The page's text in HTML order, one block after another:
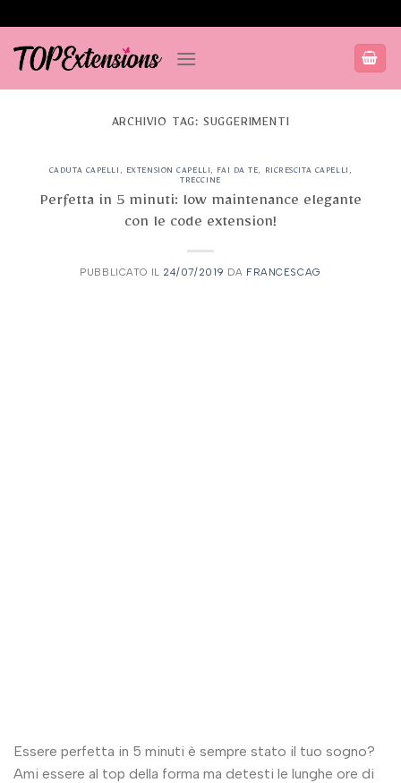
ai
contenuti
ARCHIVIO TAG: SUGGERIMENTI
CADUTA CAPELLI , EXTENSION CAPELLI, FAI DA TE, RICRESCITA CAPELLI ,
TRECCINE
Perfetta in 5 minuti: low maintenance elegante
con le code extension!
PUBBLICATO IL 24/07/2019 DA FRANCESCAG
Essere perfetta in 5 minuti è sempre stato il tuo sogno?
Ami essere al top della forma ma detesti le lunghe ore di